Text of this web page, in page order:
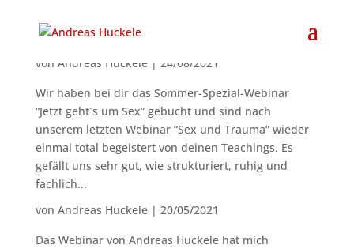
von Andreas Huckele| 24/08/2021
Wir haben bei dir das Sommer-Spezial-Webinar
“Jetzt geht´s um Sex” gebucht und sind nach
unserem letzten Webinar “Sex und Trauma” wieder
einmal total begeistert von deinen Teachings. Es
gefällt uns sehr gut, wie strukturiert, ruhig und
fachlich...
von Andreas Huckele| 20/05/2021
Das Webinar von Andreas Huckele hat mich